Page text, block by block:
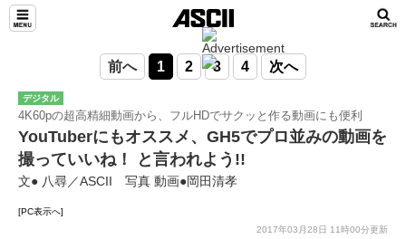
前へ 1 2 3 4 次へ
デジタル
4K60pの超高精細動画から、フルHDでサクッと作る動画にも便利
YouTuberにもオススメ、GH5でプロ並みの動画を
撮っていいね！ と言われよう!!
文● 八尋／ASCII 写真 動画●岡田清孝
[PC表示へ]
2017年03月28日 11時00分更新